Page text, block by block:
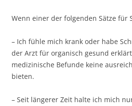
Wenn einer der folgenden Sätze für
– Ich fühle mich krank oder habe
der Arzt für organisch gesund
medizinische Befunde keine
bieten.
– Seit längerer Zeit halte ich mich